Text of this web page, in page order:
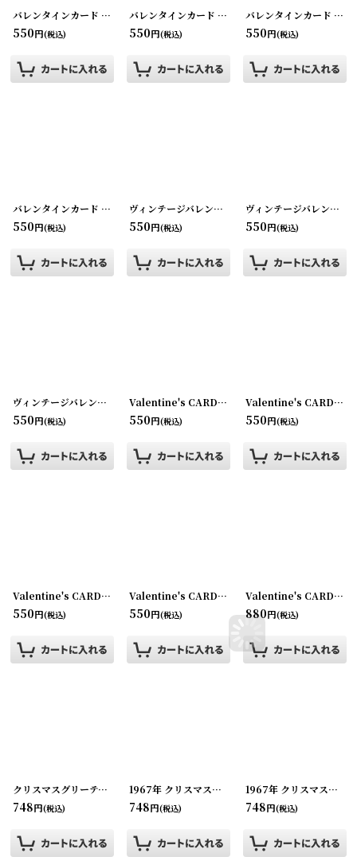
バレンタインカード バレンタイングリーティング 220107-14]
550円(税込)
バレンタインカード バレンタイングリーティング
550円(税込)
バレンタインカード バレンタイングリーティング
550円(税込)
バレンタインカード バレンタイングリーティング 220107-17]
550円(税込)
ヴィンテージバレンタインカード [220107-18]
550円(税込)
ヴィンテージバレンタインカード
550円(税込)
ヴィンテージバレンタインカード [220107-22]
550円(税込)
Valentine's CARD バレンタインカード [220107-
550円(税込)
Valentine's CARD バレンタインカード
550円(税込)
Valentine's CARD バレンタインカード [220107-26]
550円(税込)
Valentine's CARD バレンタインカード [220107-
550円(税込)
Valentine's CARD バレンタインカード
880円(税込)
クリスマスグリーティング ビンテージカード [210928-12]
748円(税込)
1967年 クリスマスグリーティング ビンテージカード
748円(税込)
1967年 クリスマスグリーティング ビンテージカード
748円(税込)